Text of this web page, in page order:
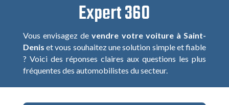
Expert 360
Vous envisagez devendre votre voiture à Saint-
Denis et vous souhaitez une solution simple et fiable
? Voici des réponses claires aux questions les plus
fréquentes des automobilistes du secteur.